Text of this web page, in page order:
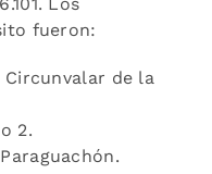
fueron:
de la
2.